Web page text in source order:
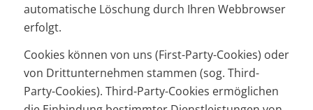
automatische Löschung durch Ihren Webbrowser
erfolgt.
Cookies können von uns (First-Party-Cookies) oder
von Drittunternehmen stammen (sog. Third-
Party-Cookies). Third-Party-Cookies ermöglichen